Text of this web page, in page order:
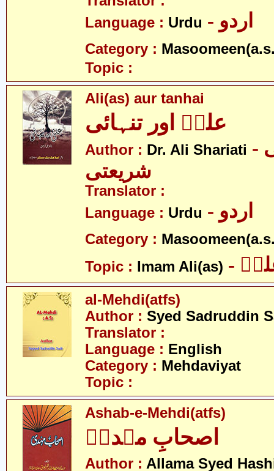
Language : Urdu - اردو
Category :
Topic :
Ali(as) aur tanhai
علیؑ اور تنہائی
Author : Dr. Ali Shariati - ڈاکٹر علی
شریعتی
Translator :
Language : Urdu - اردو
Category :
Topic : Imam Ali(as)
al-Mehdi(atfs)
Author : Syed Sadruddin
Translator :
Language : English
Category : Mehdaviyat
Topic :
Ashab-e-Mehdi(atfs)
اصحابِ مہدیؑ
Author : Allama Syed